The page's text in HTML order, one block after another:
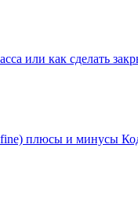
или как сделать
плюсы и минусы